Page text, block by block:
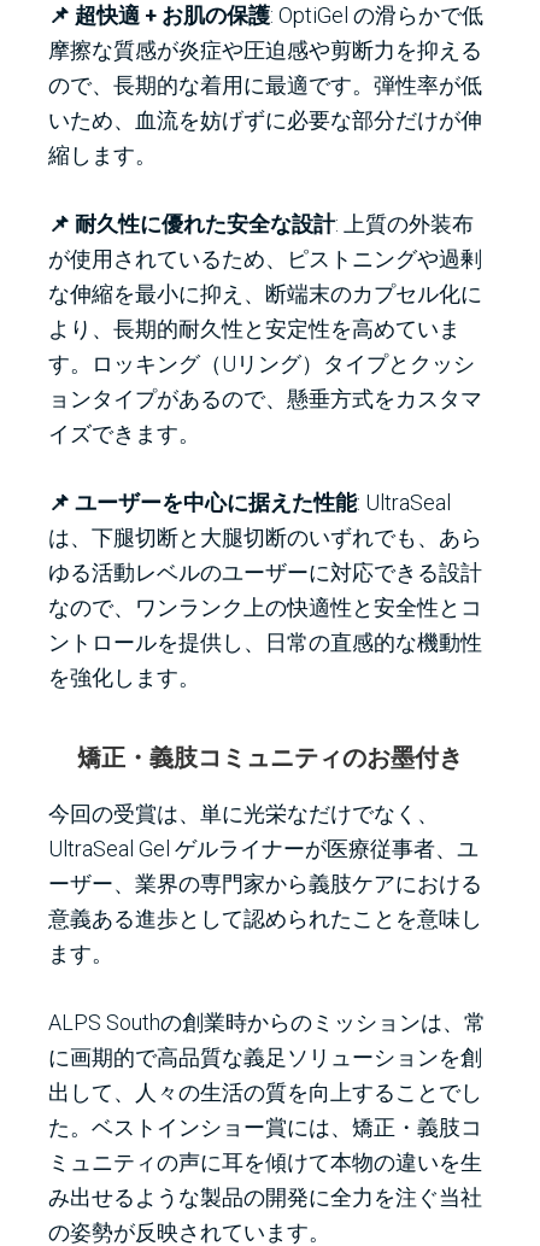
📌 超快適 + お肌の保護: OptiGel の滑らかで低
摩擦な質感が炎症や圧迫感や剪断力を抑える
ので、長期的な着用に最適です。弾性率が低
いため、血流を妨げずに必要な部分だけが伸
縮します。
📌 耐久性に優れた安全な設計: 上質の外装布
が使用されているため、ピストニングや過剰
な伸縮を最小に抑え、断端末のカプセル化に
より、長期的耐久性と安定性を高めていま
す。ロッキング（Uリング）タイプとクッシ
ョンタイプがあるので、懸垂方式をカスタマ
イズできます。
📌 ユーザーを中心に据えた性能: UltraSeal
は、下腿切断と大腿切断のいずれでも、あら
ゆる活動レベルのユーザーに対応できる設計
なので、ワンランク上の快適性と安全性とコ
ントロールを提供し、日常の直感的な機動性
を強化します。
矯正・義肢コミュニティのお墨付き
今回の受賞は、単に光栄なだけでなく、
UltraSeal Gel ゲルライナーが医療従事者、ユ
ーザー、業界の専門家から義肢ケアにおける
意義ある進歩として認められたことを意味し
ます。
ALPS Southの創業時からのミッションは、常
に画期的で高品質な義足ソリューションを創
出して、人々の生活の質を向上することでし
た。ベストインショー賞には、矯正・義肢コ
ミュニティの声に耳を傾けて本物の違いを生
み出せるような製品の開発に全力を注ぐ当社
の姿勢が反映されています。